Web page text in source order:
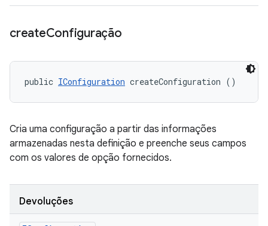
createConfiguração
public IConfiguration createConfiguration ()
Cria uma configuração a partir das informações
armazenadas nesta definição e preenche seus campos
com os valores de opção fornecidos.
Devoluções